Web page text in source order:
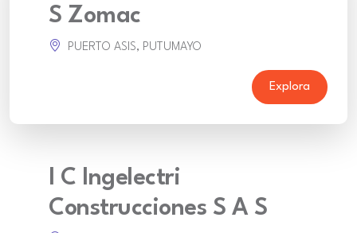
S Zomac
PUERTO ASIS, PUTUMAYO
Explora
I C Ingelectri
Construcciones S A S